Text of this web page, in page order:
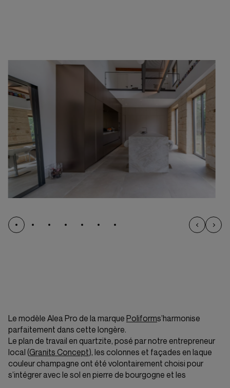
Le modèle Alea Pro de la marque Poliforms’harmonise
parfaitement dans cette longère.
Le plan de travail en quartzite, posé par notre entrepreneur
local (Granits Concept), les colonnes et façades en laque
couleur champagne ont été volontairement choisi pour
s’intégrer avec le sol en pierre de bourgogne et les